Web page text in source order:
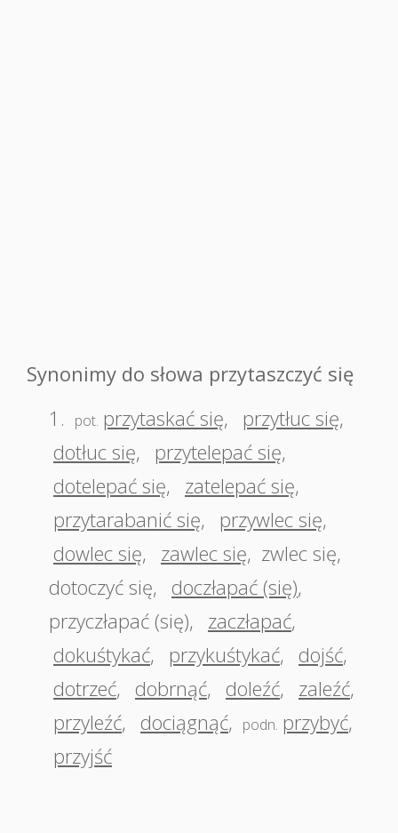
Synonimy do słowa przytaszczyć się
1.
pot. przytaskać się, przytłuc się,
dotłuc się, przytelepać się,
dotelepać się, zatelepać się,
przytarabanić się, przywlec się,
dowlec się, zawlec się, zwlec się,
dotoczyć się, doczłapać (się),
przyczłapać (się), zaczłapać,
dokuśtykać, przykuśtykać, dojść,
dotrzeć, dobrnąć, doleźć, zaleźć,
przyleźć, dociągnąć, podn. przybyć,
przyjść